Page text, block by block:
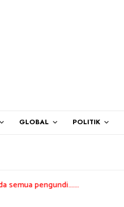
GLOBAL POLITIK